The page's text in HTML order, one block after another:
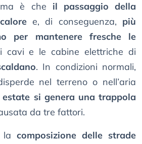
è che il passaggio della
e, di conseguenza, più
per mantenere fresche le
i cavi e le cabine elettriche di
. In condizioni normali,
nel terreno o nell’aria
estate si genera una trappola
da tre fattori.
la composizione delle strade